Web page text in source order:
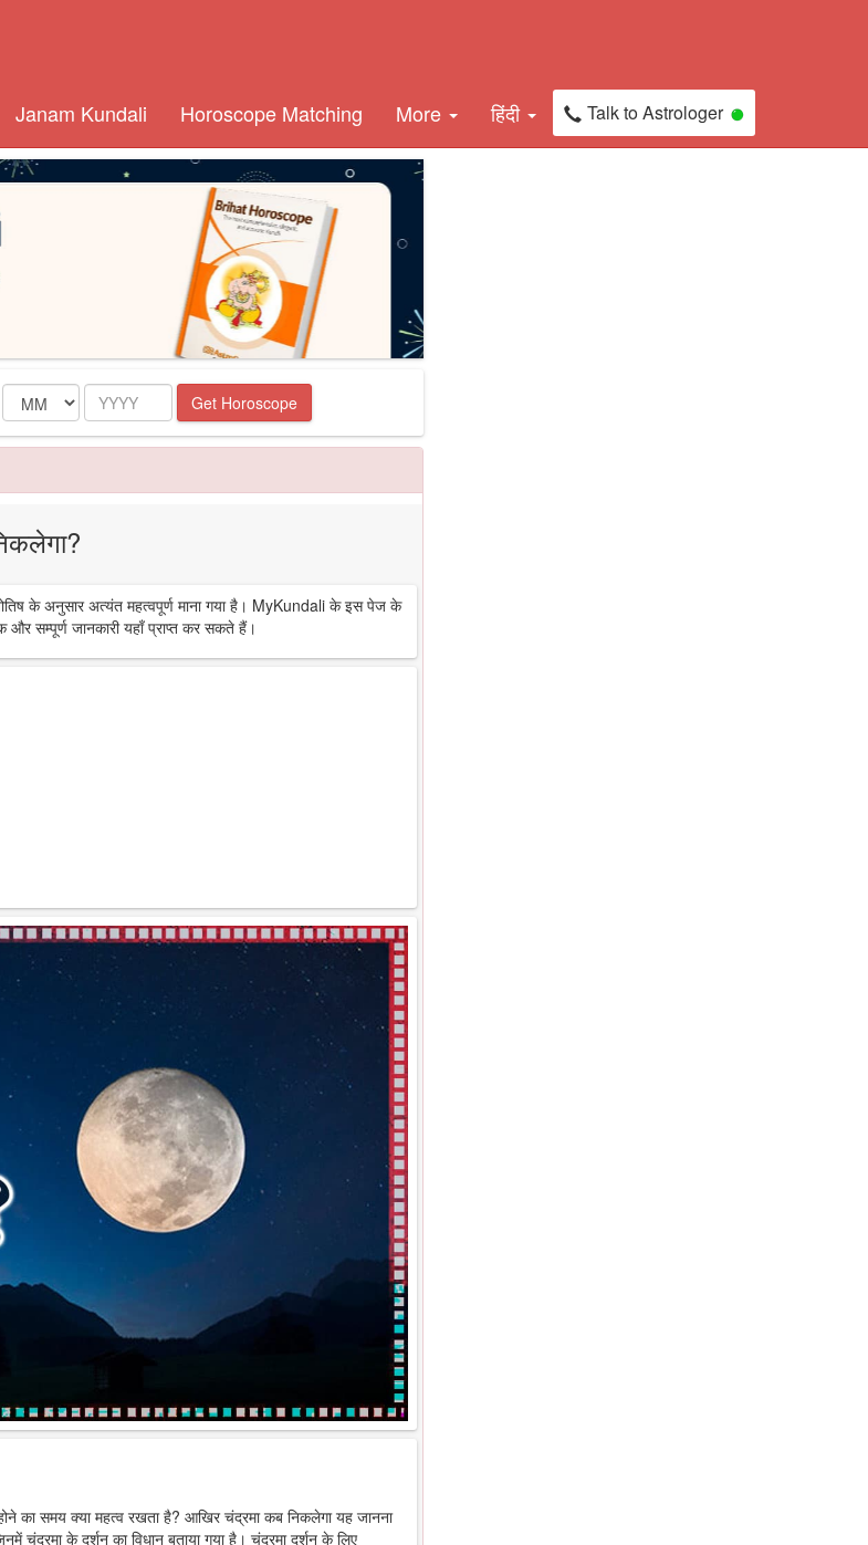
Janam Kundali Horoscope Matching More हिंदी Talk to Astrologer
Month Year Get Horoscope
के अनुसार अत्यंत महत्वपूर्ण माना गया है। MyKundali के इस पेज के
सम्पूर्ण जानकारी यहाँ प्राप्त कर सकते हैं।
का समय क्या महत्व रखता है? आखिर चंद्रमा कब निकलेगा यह जानना
चंद्रमा के दर्शन का विधान बताया गया है। चंद्रमा दर्शन के लिए